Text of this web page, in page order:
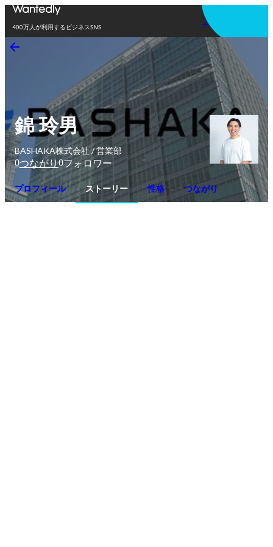
400万人が利用するビジネスSNS
アプリを使う
錦 玲男
BASHAKA株式会社 / 営業部
0つながり0フォロワー
プロフィール ストーリー 性格 つながり